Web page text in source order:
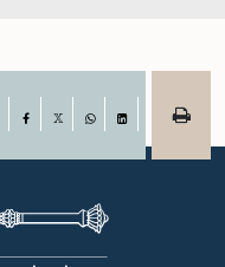
Facebook